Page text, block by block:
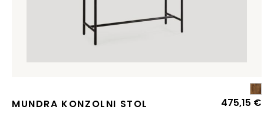
MUNDRA KONZOLNI STOL 475,15 €